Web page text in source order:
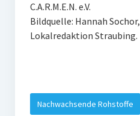
C.A.R.M.E.N. e.V.
Bildquelle: Hannah
Lokalredaktion Straubing.
Nachwachsende Rohstoffe